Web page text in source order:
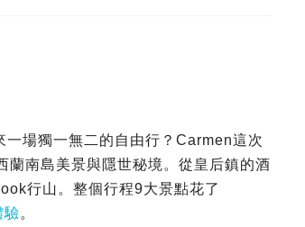
場獨一無二的自由行？Carmen這次
蘭南島美景與隱世秘境。從皇后鎮的酒
行山。整個行程9大景點花了
驗。